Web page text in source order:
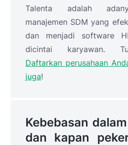
Talenta adalah
manajemen SDM yang
dan menjadi software
dicintai karyawan.
Daftarkan perusahaan
juga!
Kebebasan
dan kapan